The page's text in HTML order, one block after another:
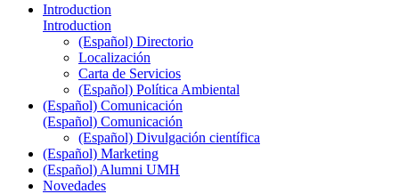
Introduction
Introduction
(Español) Directorio
Localización
Carta de Servicios
(Español) Política Ambiental
(Español) Comunicación
(Español) Comunicación
(Español) Divulgación científica
(Español) Marketing
(Español) Alumni UMH
Novedades